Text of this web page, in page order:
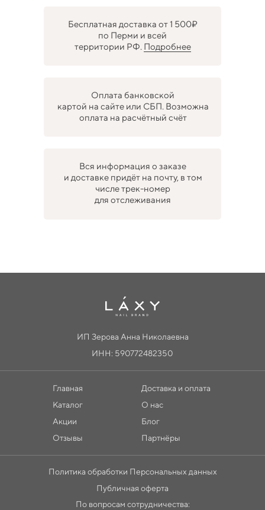
Бесплатная доставка от 1 500₽
по Перми и всей
территории РФ. Подробнее
Оплата банковской
картой на сайте или СБП. Возможна
оплата на расчётный счёт
Вся информация о заказе
и доставке придёт на почту, в том
числе трек-номер
для отслеживания
ИП Зерова Анна Николаевна
ИНН: 590772482350
Главная
Каталог
Акции
Отзывы
Доставка и оплата
О нас
Блог
Партнёры
Политика обработки Персональных данных
Публичная оферта
По вопросам сотрудничества: